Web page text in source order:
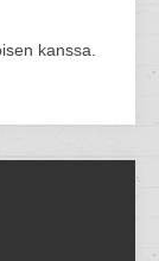
kanssa.